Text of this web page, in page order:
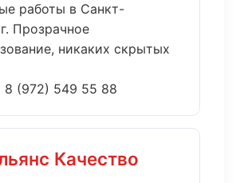
работы в Санкт-
Прозрачное
никаких скрытых
8 (972) 549 55 88
Качество